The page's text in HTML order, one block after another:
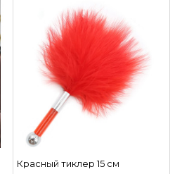
Красный тиклер 15 см